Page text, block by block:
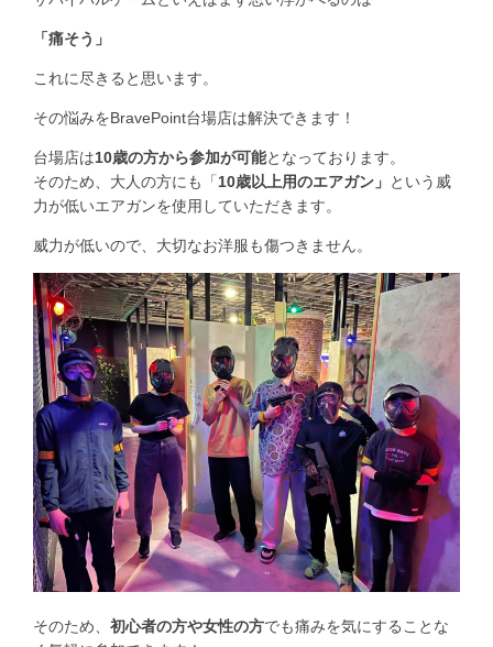
「痛そう」
これに尽きると思います。
その悩みをBravePoint台場店は解決できます！
台場店は10歳の方から参加が可能となっております。
そのため、大人の方にも「10歳以上用のエアガン」 という威
力が低いエアガンを使用していただきます。
威力が低いので、大切なお洋服も傷つきません。
そのため、初心者の方や女性の方でも痛みを気にすることな